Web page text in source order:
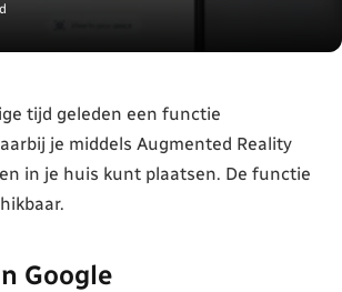
tijd geleden een functie
je middels Augmented Reality
in je huis kunt plaatsen. De functie
Google